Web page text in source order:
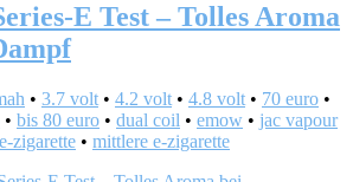
E Test – Tolles Aroma
• 3.7 volt • 4.2 volt • 4.8 volt • 70 euro •
• bis 80 euro • dual coil • emow • jac vapour
zigarette • mittlere e-zigarette